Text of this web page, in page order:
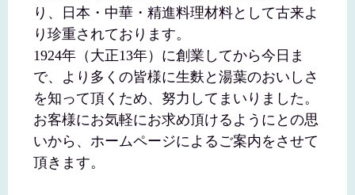
り、日本・中華・精進料理材料として古来よ
り珍重されております。
1924年（大正13年）に創業してから今日ま
で、より多くの皆様に生麩と湯葉のおいしさ
を知って頂くため、努力してまいりました。
お客様にお気軽にお求め頂けるようにとの思
いから、ホームページによるご案内をさせて
頂きます。